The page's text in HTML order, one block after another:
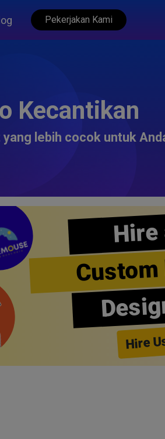
Pekerjakan Kami
Kecantikan
yang lebih cocok untuk
Hire
Hire